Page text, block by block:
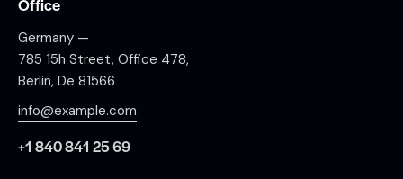
Office
Germany —
785 15h Street, Office 478,
Berlin, De 81566
info@example.com
+1 840 841 25 69